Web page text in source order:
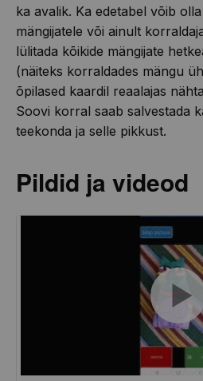
ka avalik. Ka edetabel võib
mängijatele või ainult
lülitada kõikide mängijate
(näiteks korraldades mängu
õpilased kaardil reaalajas
Soovi korral saab salvestada
teekonda ja selle pikkust.
Pildid ja videod